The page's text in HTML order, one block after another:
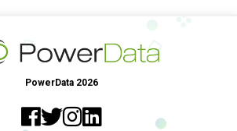
PowerData 2026